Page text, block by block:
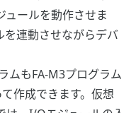
ールを動作させま
連動させながらデバ
ムもFA-M3プログラム
作成できます。仮想